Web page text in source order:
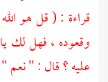
قراءة : ( قل هو
وقعوده ، فهل لك
عليه ؟ قال : " نعم